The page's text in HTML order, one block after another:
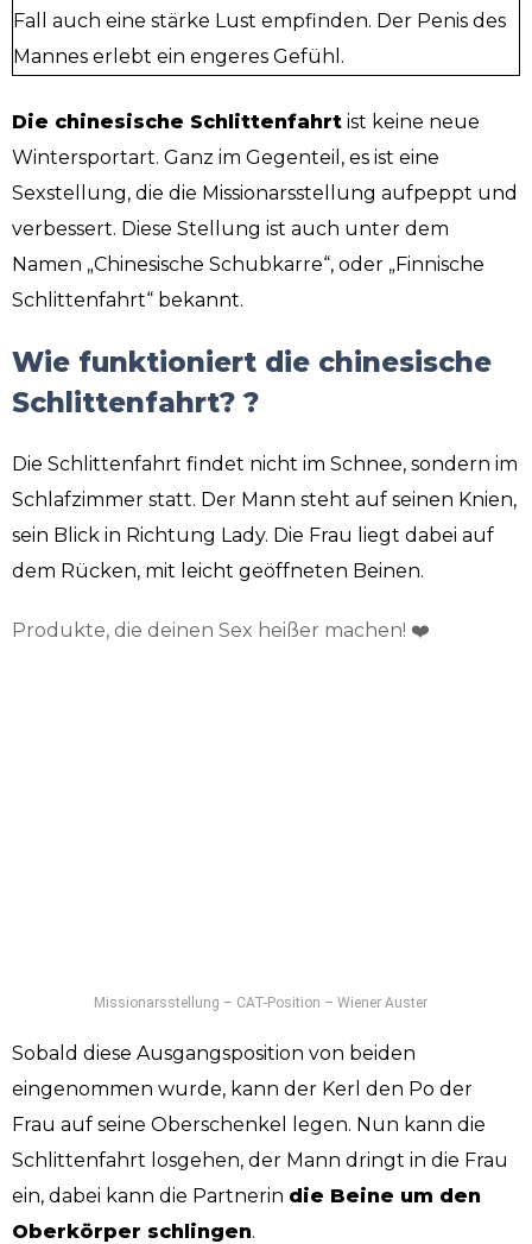
Fall auch eine stärke Lust empfinden. Der Penis des
Mannes erlebt ein engeres Gefühl.
Die chinesische Schlittenfahrt ist keine neue
Wintersportart. Ganz im Gegenteil, es ist eine
Sexstellung, die die Missionarsstellung aufpeppt und
verbessert. Diese Stellung ist auch unter dem
Namen „Chinesische Schubkarre“, oder „Finnische
Schlittenfahrt“ bekannt.
Wie funktioniert die chinesische
Schlittenfahrt? ?
Die Schlittenfahrt findet nicht im Schnee, sondern im
Schlafzimmer statt. Der Mann steht auf seinen Knien,
sein Blick in Richtung Lady. Die Frau liegt dabei auf
dem Rücken, mit leicht geöffneten Beinen.
Produkte, die deinen Sex heißer machen! ❤️
Missionarsstellung – CAT-Position – Wiener Auster
Sobald diese Ausgangsposition von beiden
eingenommen wurde, kann der Kerl den Po der
Frau auf seine Oberschenkel legen. Nun kann die
Schlittenfahrt losgehen, der Mann dringt in die Frau
ein, dabei kann die Partnerin die Beine um den
Oberkörper schlingen.